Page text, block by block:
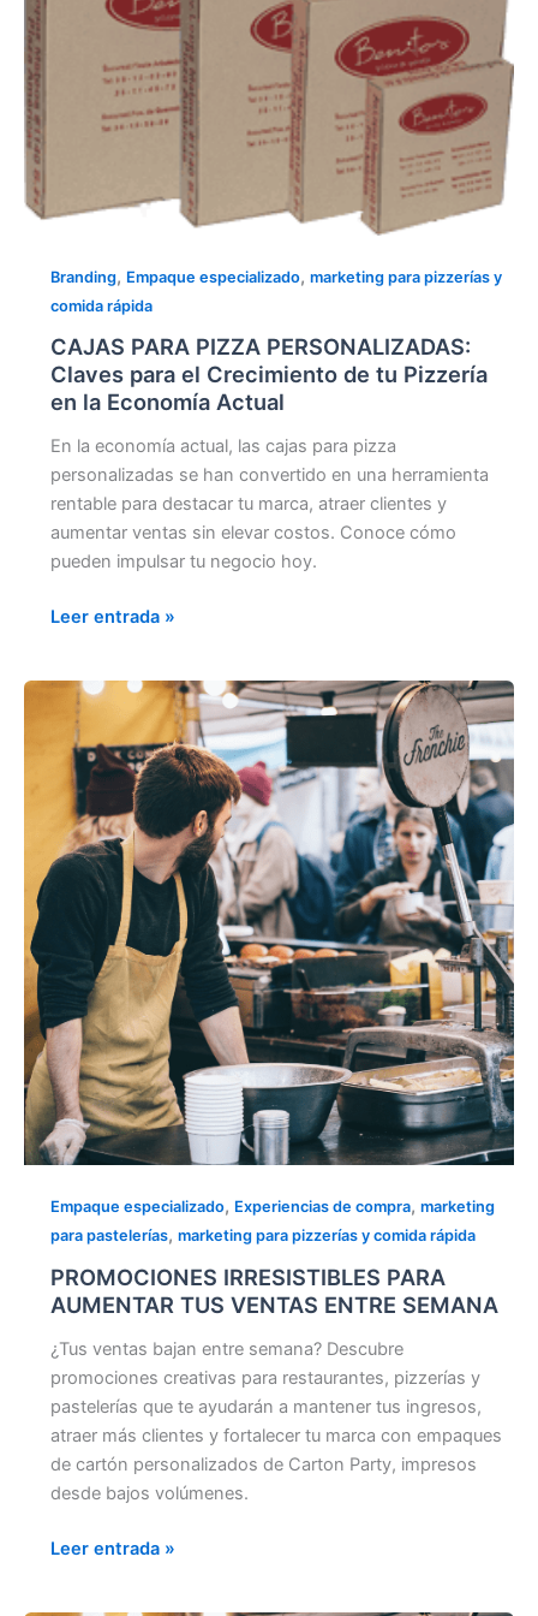
Branding, Empaque especializado, marketing para pizzerías y
comida rápida
CAJAS PARA PIZZA PERSONALIZADAS:
Claves para el Crecimiento de tu Pizzería
en la Economía Actual
En la economía actual, las cajas para pizza
personalizadas se han convertido en una herramienta
rentable para destacar tu marca, atraer clientes y
aumentar ventas sin elevar costos. Conoce cómo
pueden impulsar tu negocio hoy.
Crecimiento
Economía
Actual
Leer entrada »
Empaque especializado, Experiencias de compra, marketing
para pastelerías, marketing para pizzerías y comida rápida
PROMOCIONES IRRESISTIBLES PARA
AUMENTAR TUS VENTAS ENTRE SEMANA
¿Tus ventas bajan entre semana? Descubre
promociones creativas para restaurantes, pizzerías y
pastelerías que te ayudarán a mantener tus ingresos,
atraer más clientes y fortalecer tu marca con empaques
de cartón personalizados de Carton Party, impresos
desde bajos volúmenes.
PROMOCIONES
IRRESISTIBLES
PARA
AUMENTAR
TUS
VENTAS
ENTRE
SEMANA
Leer entrada »